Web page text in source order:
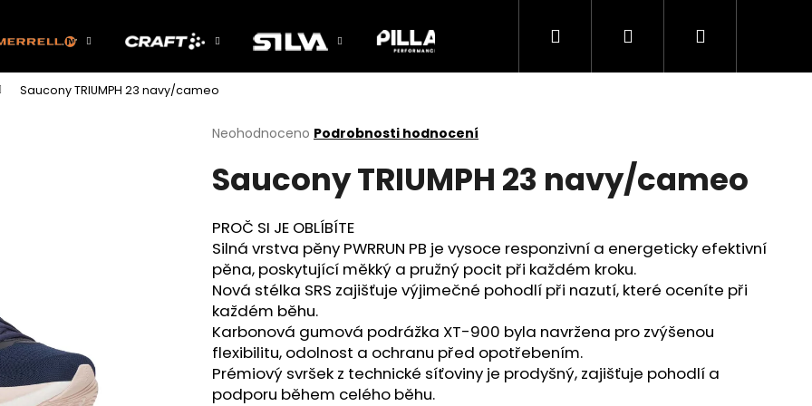
Hledat PřihlášeníNákupní
Saucony TRIUMPH 23 navy/cameo
Průměrné
produktu
je
z
5
hvězdiček.
Neohodnoceno Podrobnosti hodnocení
Saucony TRIUMPH 23 navy/cameo
PROČ SI JE OBLÍBÍTE
Silná vrstva pěny PWRRUN PB je vysoce responzivní a energeticky efektivní
pěna, poskytující měkký a pružný pocit při každém kroku.
Nová stélka SRS zajišťuje výjimečné pohodlí při nazutí, které oceníte při
každém běhu.
Karbonová gumová podrážka XT-900 byla navržena pro zvýšenou
flexibilitu, odolnost a ochranu před opotřebením.
Prémiový svršek z technické síťoviny je prodyšný, zajišťuje pohodlí a
podporu během celého běhu.
Co potřebujete najít?
HLEDAT